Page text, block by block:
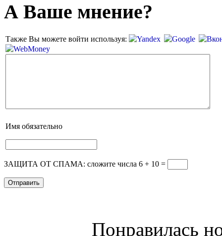
А Ваше мнение?
Также Вы можете войти используя:
Имя обязательно
ЗАЩИТА ОТ СПАМА: сложите числа 6 + 10 =
Понравилась